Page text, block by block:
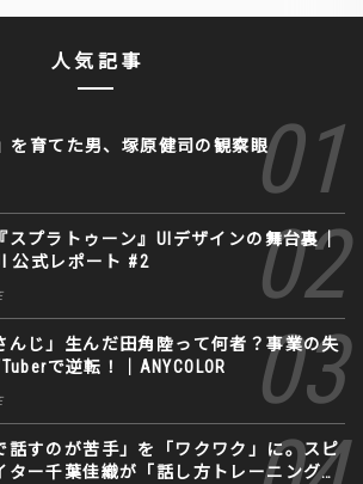
人気記事
を育てた男、塚原健司の観察眼
スプラトゥーン』UIデザインの舞台裏｜
公式レポート #2
んじ」生んだ田角陸って何者？事業の失
で逆転！｜ANYCOLOR
話すのが苦手」を「ワクワク」に。スピ
ター千葉佳織が「話し方トレーニング」